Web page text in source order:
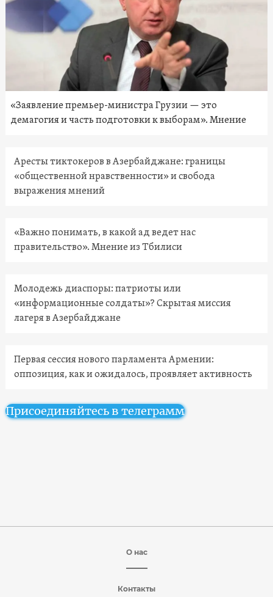
«Заявление премьер-министра Грузии — это
демагогия и часть подготовки к выборам». Мнение
Аресты тиктокеров в Азербайджане: границы
«общественной нравственности» и свобода
выражения мнений
«Важно понимать, в какой ад ведет нас
правительство». Мнение из Тбилиси
Молодежь диаспоры: патриоты или
«информационные солдаты»? Скрытая миссия
лагеря в Азербайджане
Первая сессия нового парламента Армении:
оппозиция, как и ожидалось, проявляет активность
Присоединяйтесь в телеграмм
О нас
Контакты